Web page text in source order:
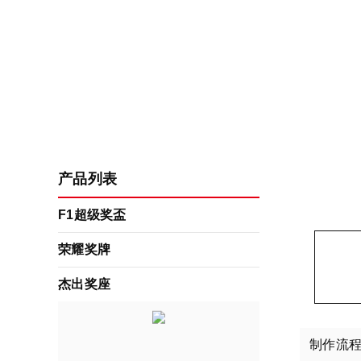
产品列表
F1超级奖盃
荣耀奖牌
杰出奖座
制作流